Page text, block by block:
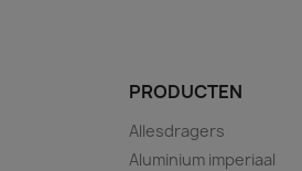
PRODUCTEN
Allesdragers
Aluminium imperiaal